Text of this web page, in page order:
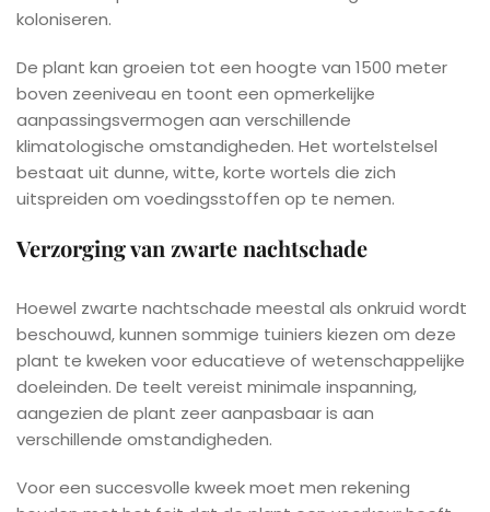
koloniseren.
De plant kan groeien tot een hoogte van 1500 meter
boven zeeniveau en toont een opmerkelijke
aanpassingsvermogen aan verschillende
klimatologische omstandigheden. Het wortelstelsel
bestaat uit dunne, witte, korte wortels die zich
uitspreiden om voedingsstoffen op te nemen.
Verzorging van zwarte nachtschade
Hoewel zwarte nachtschade meestal als onkruid wordt
beschouwd, kunnen sommige tuiniers kiezen om deze
plant te kweken voor educatieve of wetenschappelijke
doeleinden. De teelt vereist minimale inspanning,
aangezien de plant zeer aanpasbaar is aan
verschillende omstandigheden.
Voor een succesvolle kweek moet men rekening